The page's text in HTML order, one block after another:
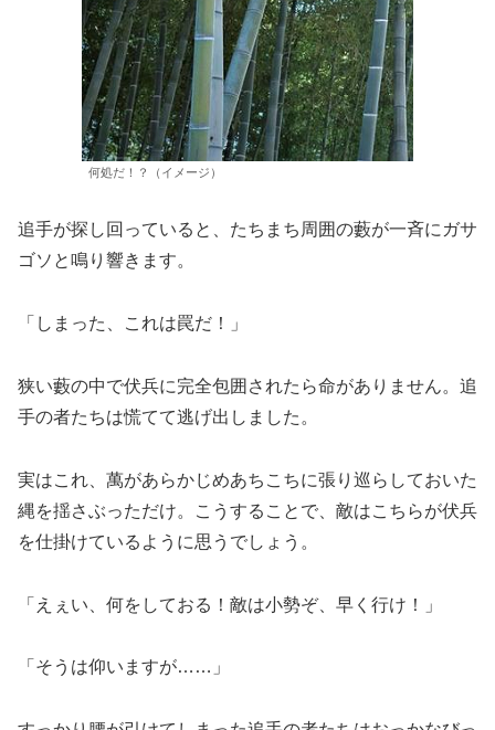
何処だ！？（イメージ）
追手が探し回っていると、たちまち周囲の藪が一斉にガサ
ゴソと鳴り響きます。
「しまった、これは罠だ！」
狭い藪の中で伏兵に完全包囲されたら命がありません。追
手の者たちは慌てて逃げ出しました。
実はこれ、萬があらかじめあちこちに張り巡らしておいた
縄を揺さぶっただけ。こうすることで、敵はこちらが伏兵
を仕掛けているように思うでしょう。
「えぇい、何をしておる！敵は小勢ぞ、早く行け！」
「そうは仰いますが……」